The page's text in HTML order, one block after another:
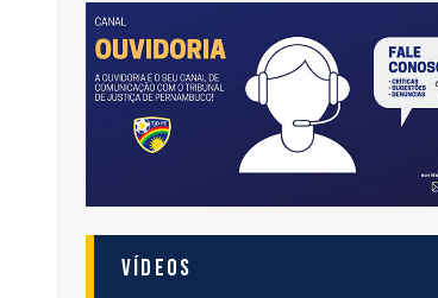
Vídeos